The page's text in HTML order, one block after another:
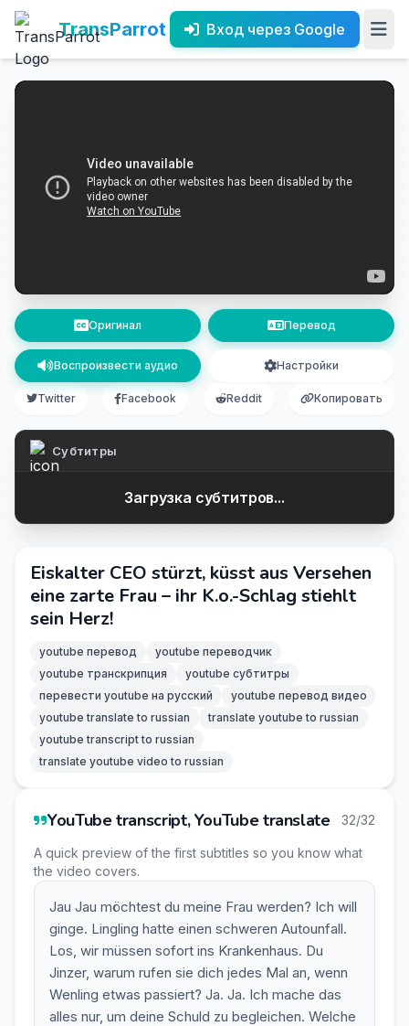
TransParrot Вход через Google
Оригинал Перевод
Воспроизвести аудио Настройки
Twitter Facebook Reddit Копировать
Субтитры
Загрузка субтитров...
Eiskalter CEO stürzt, küsst aus Versehen
eine zarte Frau – ihr K.o.-Schlag stiehlt
sein Herz!
youtube перевод
youtube переводчик
youtube транскрипция
youtube субтитры
перевести youtube на русский
youtube перевод видео
youtube translate to russian
translate youtube to russian
youtube transcript to russian
translate youtube video to russian
YouTube transcript, YouTube translate 32/32
A quick preview of the first subtitles so you know what
the video covers.
Jau Jau möchtest du meine Frau werden? Ich will
ginge. Lingling hatte einen schweren Autounfall.
Los, wir müssen sofort ins Krankenhaus. Du
Jinzer, warum rufen sie dich jedes Mal an, wenn
Wenling etwas passiert? Ja. Ja. Ich mache das
alles nur, um deine Schuld zu begleichen. Welche